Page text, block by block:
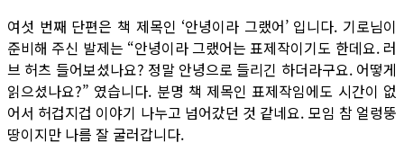
여섯 번째 단편은 책 제목인 ‘안녕이라 그랬어’ 입니다. 기로님이
준비해 주신 발제는 “안녕이라 그랬어는 표제작이기도 한데요. 러
브 허츠 들어보셨나요? 정말 안녕으로 들리긴 하더라구요. 어떻게
읽으셨나요?” 였습니다. 분명 책 제목인 표제작임에도 시간이 없
어서 허겁지겁 이야기 나누고 넘어갔던 것 같네요. 모임 참 얼렁뚱
땅이지만 나름 잘 굴러갑니다.